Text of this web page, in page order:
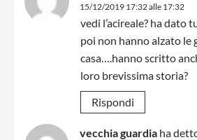
15/12/2019 17:32 alle 17:32
vedi l’acireale? ha dato
poi non hanno alzato le
casa….hanno scritto
loro brevissima storia?
Rispondi
vecchia guardia ha